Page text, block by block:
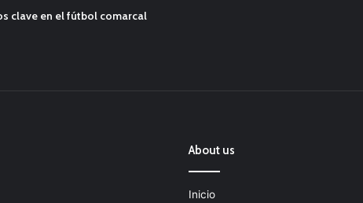
clave en el fútbol comarcal
About us
Inicio